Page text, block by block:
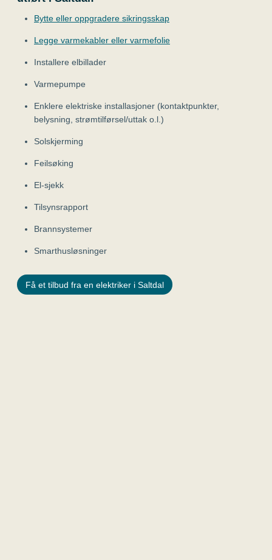
Bytte eller oppgradere sikringsskap
Legge varmekabler eller varmefolie
Installere elbillader
Varmepumpe
Enklere elektriske installasjoner (kontaktpunkter,
belysning, strømtilførsel/uttak o.l.)
Solskjerming
Feilsøking
El-sjekk
Tilsynsrapport
Brannsystemer
Smarthusløsninger
Få et tilbud fra en elektriker i Saltdal